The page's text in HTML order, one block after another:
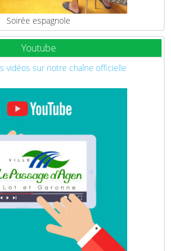
Soirée espagnole
Youtube
vidéos sur notre chaîne officielle